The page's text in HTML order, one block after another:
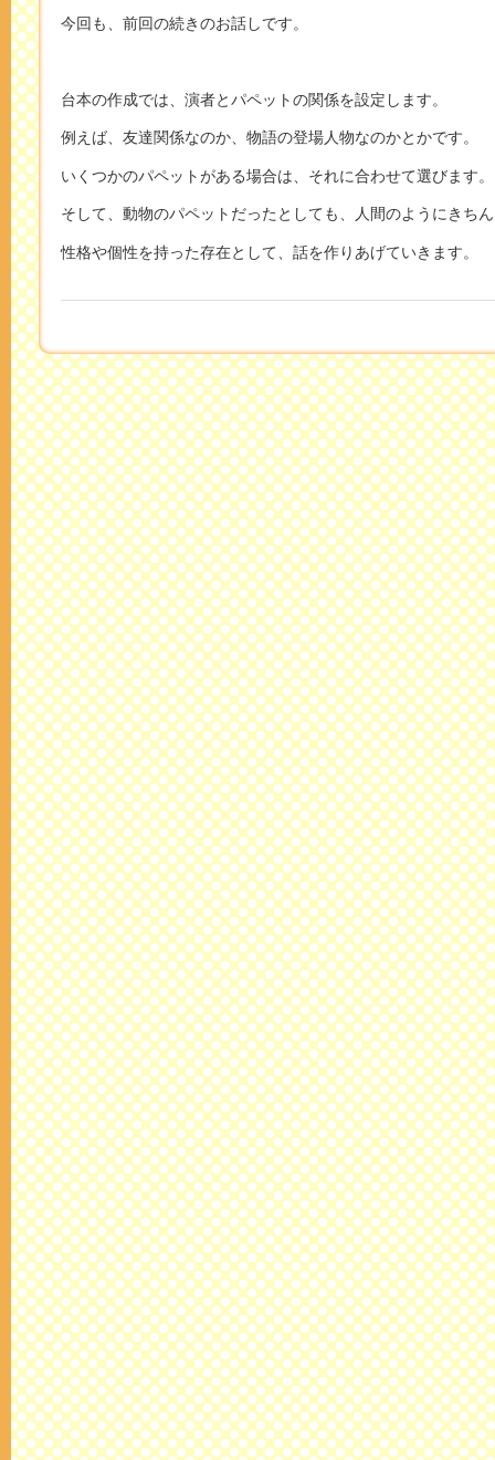
今回も、前回の続きのお話しです。
台本の作成では、演者とパペットの関係を設定します。
例えば、友達関係なのか、物語の登場人物なのかとかです。
いくつかのパペットがある場合は、それに合わせて選びます。
そして、動物のパペットだったとしても、人間のようにきち
性格や個性を持った存在として、話を作りあげていきます。